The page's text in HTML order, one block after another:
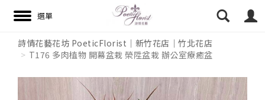
詩情花藝花坊 PoeticFlorist｜新竹花店｜竹北花店
T176 多肉植物 開幕盆栽 榮陞盆栽 辦公室療癒盆